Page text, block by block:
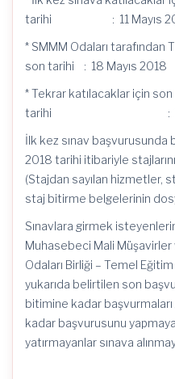
tarihi : 11 Mayıs
* SMMM Odaları tarafından
son tarihi : 18 Mayıs 2018
* Tekrar katılacaklar için
tarihi : 13
İlk kez sınav başvurusunda
2018 tarihi itibariyle
(Stajdan sayılan hizmetler,
staj bitirme belgelerinin
Sınavlara girmek
Muhasebeci Mali
Odaları Birliği – Temel
yukarıda belirtilen son
bitimine kadar
kadar başvurusunu
yatırmayanlar sınava